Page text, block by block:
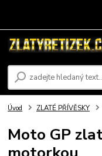
Úvod ZLATÉ PŘÍVĚSKY
Moto GP